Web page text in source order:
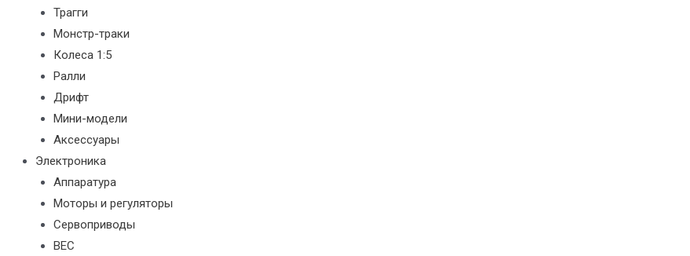
Трагги
Монстр-траки
Колеса 1:5
Ралли
Дрифт
Мини-модели
Аксессуары
Электроника
Аппаратура
Моторы и регуляторы
Сервоприводы
BEC